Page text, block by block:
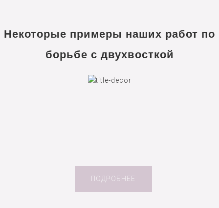
Некоторые примеры наших работ по
борьбе с двухвосткой
ПОДРОБНЕЕ